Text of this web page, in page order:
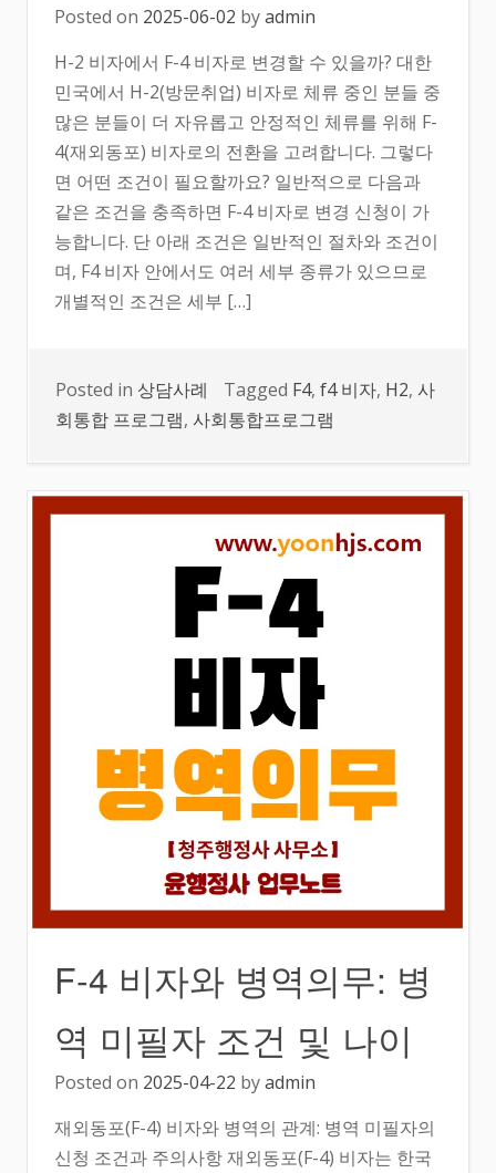
Posted on 2025-06-02 byadmin
H-2 비자에서 F-4 비자로 변경할 수 있을까? 대한
민국에서 H-2(방문취업) 비자로 체류 중인 분들 중
많은 분들이 더 자유롭고 안정적인 체류를 위해 F-
4(재외동포) 비자로의 전환을 고려합니다. 그렇다
면 어떤 조건이 필요할까요? 일반적으로 다음과
같은 조건을 충족하면 F-4 비자로 변경 신청이 가
능합니다. 단 아래 조건은 일반적인 절차와 조건이
며, F4 비자 안에서도 여러 세부 종류가 있으므로
개별적인 조건은 세부 […]
Posted in 상담사례 Tagged F4, f4 비자, H2, 사
회통합 프로그램, 사회통합프로그램
F-4 비자와 병역의무: 병
역 미필자 조건 및 나이
Posted on 2025-04-22 byadmin
재외동포(F-4) 비자와 병역의 관계: 병역 미필자의
신청 조건과 주의사항 재외동포(F-4) 비자는 한국